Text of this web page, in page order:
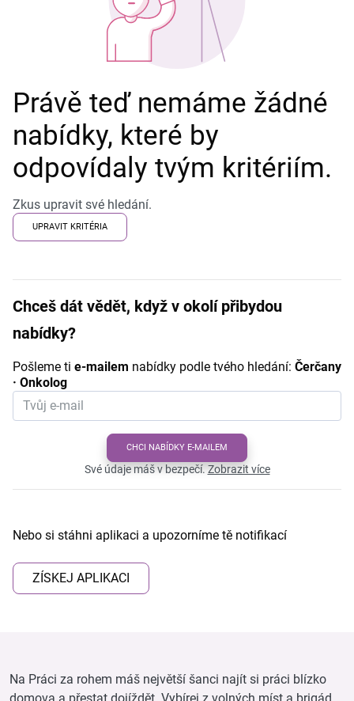
Právě teď nemáme žádné
nabídky, které by
odpovídaly tvým kritériím.
Zkus upravit své hledání.
UPRAVIT KRITÉRIA
Chceš dát vědět, když v okolí přibydou
nabídky?
Pošleme ti e-mailem nabídky podle tvého hledání: Čerčany
· Onkolog
CHCI NABÍDKY E-MAILEM
Své údaje máš v bezpečí.Zobrazit více
Nebo si stáhni aplikaci a upozorníme tě notifikací
ZÍSKEJ APLIKACI
Na Práci za rohem máš největší šanci najít si práci blízko
domova a přestat dojíždět. Vybírej z volných míst a brigád